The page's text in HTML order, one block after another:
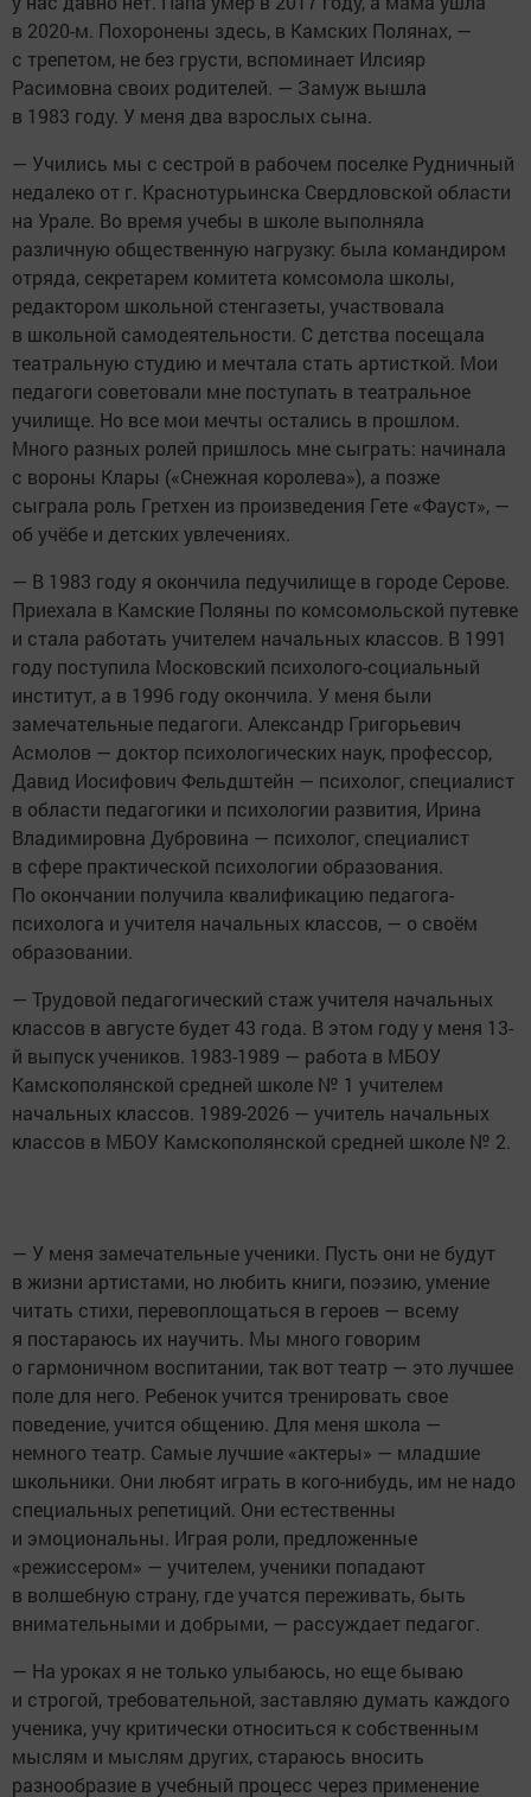
в 2020-м. Похоронены здесь, в Камских Полянах, —
с трепетом, не без грусти, вспоминает Илсияр
Расимовна своих родителей. — Замуж вышла
в 1983 году. У меня два взрослых сына.
— Учились мы с сестрой в рабочем поселке Рудничный
недалеко от г. Краснотурьинска Свердловской области
на Урале. Во время учебы в школе выполняла
различную общественную нагрузку: была командиром
отряда, секретарем комитета комсомола школы,
редактором школьной стенгазеты, участвовала
в школьной самодеятельности. С детства посещала
театральную студию и мечтала стать артисткой. Мои
педагоги советовали мне поступать в театральное
училище. Но все мои мечты остались в прошлом.
Много разных ролей пришлось мне сыграть: начинала
с вороны Клары («Снежная королева»), а позже
сыграла роль Гретхен из произведения Гете «Фауст», —
об учёбе и детских увлечениях.
— В 1983 году я окончила педучилище в городе Серове.
Приехала в Камские Поляны по комсомольской путевке
и стала работать учителем начальных классов. В 1991
году поступила Московский психолого-социальный
институт, а в 1996 году окончила. У меня были
замечательные педагоги. Александр Григорьевич
Асмолов — доктор психологических наук, профессор,
Давид Иосифович Фельдштейн — психолог, специалист
в области педагогики и психологии развития, Ирина
Владимировна Дубровина — психолог, специалист
в сфере практической психологии образования.
По окончании получила квалификацию педагога-
психолога и учителя начальных классов, — о своём
образовании.
— Трудовой педагогический стаж учителя начальных
классов в августе будет 43 года. В этом году у меня 13-
й выпуск учеников. 1983-1989 — работа в МБОУ
Камскополянской средней школе № 1 учителем
начальных классов. 1989-2026 — учитель начальных
классов в МБОУ Камскополянской средней школе № 2.
— У меня замечательные ученики. Пусть они не будут
в жизни артистами, но любить книги, поэзию, умение
читать стихи, перевоплощаться в героев — всему
я постараюсь их научить. Мы много говорим
о гармоничном воспитании, так вот театр — это лучшее
поле для него. Ребенок учится тренировать свое
поведение, учится общению. Для меня школа —
немного театр. Самые лучшие «актеры» — младшие
школьники. Они любят играть в кого-нибудь, им не надо
специальных репетиций. Они естественны
и эмоциональны. Играя роли, предложенные
«режиссером» — учителем, ученики попадают
в волшебную страну, где учатся переживать, быть
внимательными и добрыми, — рассуждает педагог.
— На уроках я не только улыбаюсь, но еще бываю
и строгой, требовательной, заставляю думать каждого
ученика, учу критически относиться к собственным
мыслям и мыслям других, стараюсь вносить
разнообразие в учебный процесс через применение